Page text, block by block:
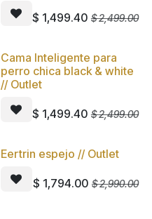
$ 1,499.40 $2,499.00
Oferta
Cama Inteligente para
perro chica black & white
// Outlet
$ 1,499.40 $2,499.00
Oferta
Eertrin espejo // Outlet
$ 1,794.00 $2,990.00